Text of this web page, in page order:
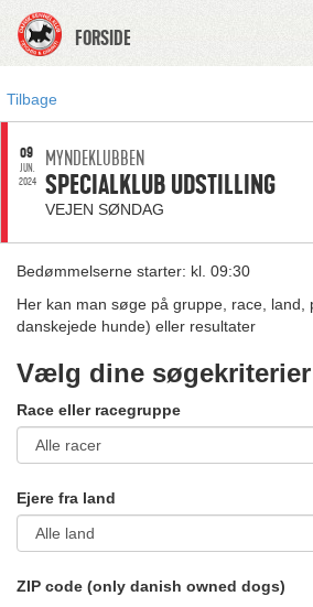
FORSIDE
Tilbage
09
JUN.
2024
MYNDEKLUBBEN
SPECIALKLUB UDSTILLING
VEJEN SØNDAG
Bedømmelserne starter: kl. 09:30
Her kan man søge på gruppe, race, land,
danskejede hunde) eller resultater
Vælg dine søgekriterier
Race eller racegruppe
Ejere fra land
ZIP code (only danish owned dogs)